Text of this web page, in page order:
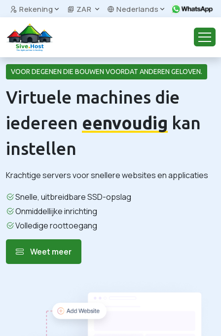
Rekening ZAR Nederlands
VOOR DEGENEN DIE BOUWEN VOORDAT ANDEREN GELOVEN.
Virtuele machines die
iedereen eenvoudig kan
instellen
Krachtige servers voor snellere websites en applicaties
Snelle, uitbreidbare SSD-opslag
Onmiddellijke inrichting
Volledige roottoegang
Weet meer